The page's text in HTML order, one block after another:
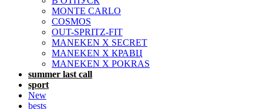
MONTE CARLO
COSMOS
OUT-SPRITZ-FIT
MANEKEN X SECRET
MANEKEN X КРАВЦ
MANEKEN X POKRAS
summer last call
sport
New
bests